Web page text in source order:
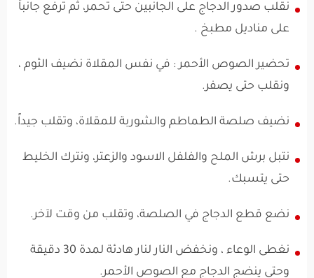
نقلب صدور الدجاج على الجانبين حتى تحمر، ثم ترفع جانباً
على مناديل مطبخ .
تحضير الصوص الأحمر : في نفس المقلاة نضيف الثوم ،
ونقلب حتى يصفر.
نضيف صلصة الطماطم والشوربة للمقلاة، وتقلب جيداً.
نتبل برش الملح والفلفل الاسود والزعتر، ونترك الخليط
حتى يتسبك.
نضع قطع الدجاج في الصلصة، وتقلب من وقت لآخر.
نغطى الوعاء ، ونخفض النار لنار هادئة لمدة 30 دقيقة
وحتى ينضج الدجاج مع الصوص الأحمر.